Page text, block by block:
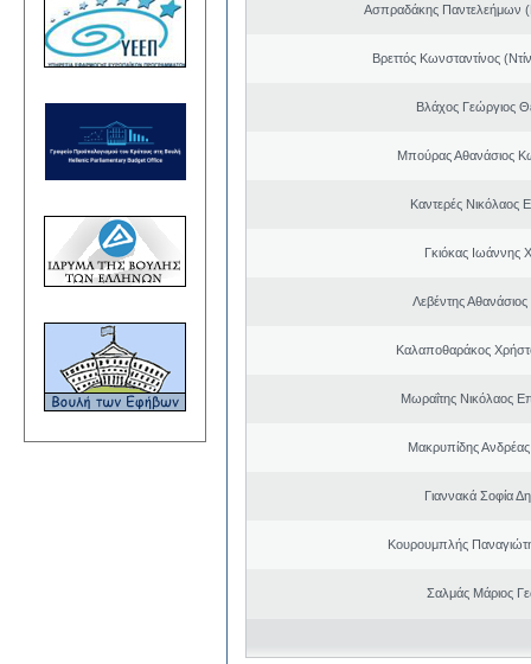
Ασπραδάκης Παντελεήμων
Βρεττός Κωνσταντίνος
Βλάχος Γεώργιος
Μπούρας Αθανάσιος
Καντερές Νικόλαος
Γκιόκας Ιωάννης
Λεβέντης
Καλαποθαράκος
Μωραΐτης Νικόλαος
Μακρυπίδης Ανδρέας
Γιαννακά Σοφία
Κουρουμπλής
Σαλμάς Μάριος